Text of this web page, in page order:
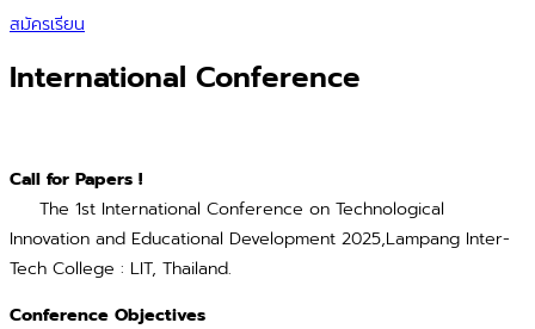
สมัครเรียน
International Conference
Call for Papers !
The 1st International Conference on Technological
Innovation and Educational Development 2025,Lampang Inter-
Tech College : LIT, Thailand.
Conference Objectives